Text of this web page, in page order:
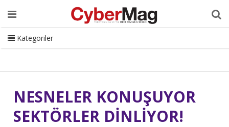
Ana Sayfa Hakkımızda Dergi Editörden
Danışmanlık
ISC Turkey Sizden Gelenler
İletişim
CyberMag Logo
Kategoriler
NESNELER KONUŞUYOR
SEKTÖRLER DİNLİYOR!